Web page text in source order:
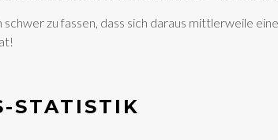
schwer zu fassen, dass sich daraus mittlerweile
STATISTIK